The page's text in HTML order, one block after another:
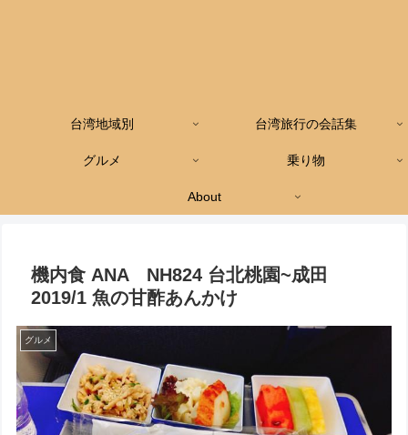
台湾地域別 台湾旅行の会話集
グルメ 乗り物
About
機内食 ANA NH824 台北桃園~成田
2019/1 魚の甘酢あんかけ
グルメ